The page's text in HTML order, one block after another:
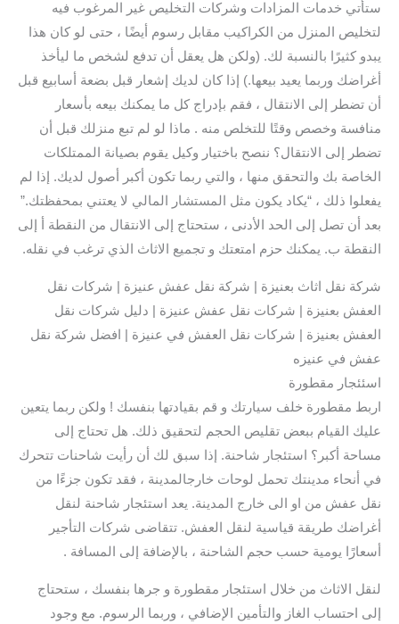
ستأتي خدمات المزادات وشركات التخليص غير المرغوب فيه
لتخليص المنزل من الكراكيب مقابل رسوم أيضًا ، حتى لو كان هذا
يبدو كثيرًا بالنسبة لك. (ولكن هل يعقل أن تدفع لشخص ما ليأخذ
أغراضك وربما يعيد بيعها.) إذا كان لديك إشعار قبل بضعة أسابيع قبل
أن تضطر إلى الانتقال ، فقم بإدراج كل ما يمكنك بيعه بأسعار
منافسة وخصص وقتًا للتخلص منه . ماذا لو لم تبع منزلك قبل أن
تضطر إلى الانتقال؟ ننصح باختيار وكيل يقوم بصيانة الممتلكات
الخاصة بك والتحقق منها ، والتي ربما تكون أكبر أصول لديك. إذا لم
يفعلوا ذلك ، “يكاد يكون مثل المستشار المالي لا يعتني بمحفظتك.”
بعد أن تصل إلى الحد الأدنى ، ستحتاج إلى الانتقال من النقطة أ إلى
النقطة ب. يمكنك حزم امتعتك و تجميع الاثاث الذي ترغب في نقله.
شركة نقل اثاث بعنيزة | شركة نقل عفش عنيزة | شركات نقل
العفش بعنيزة | شركات نقل عفش عنيزة | دليل شركات نقل
العفش بعنيزة | شركات نقل العفش في عنيزة | افضل شركة نقل
عفش في عنيزه
اسئئجار مقطورة
اربط مقطورة خلف سيارتك و قم بقيادتها بنفسك ! ولكن ربما يتعين
عليك القيام ببعض تقليص الحجم لتحقيق ذلك. هل تحتاج إلى
مساحة أكبر؟ استئجار شاحنة. إذا سبق لك أن رأيت شاحنات تتحرك
في أنحاء مدينتك تحمل لوحات خارجالمدينة ، فقد تكون جزءًا من
نقل عفش من او الى خارج المدينة. يعد استئجار شاحنة لنقل
أغراضك طريقة قياسية لنقل العفش. تتقاضى شركات التأجير
أسعارًا يومية حسب حجم الشاحنة ، بالإضافة إلى المسافة .
لنقل الاثاث من خلال استئجار مقطورة و جرها بنفسك ، ستحتاج
إلى احتساب الغاز والتأمين الإضافي ، وربما الرسوم. مع وجود